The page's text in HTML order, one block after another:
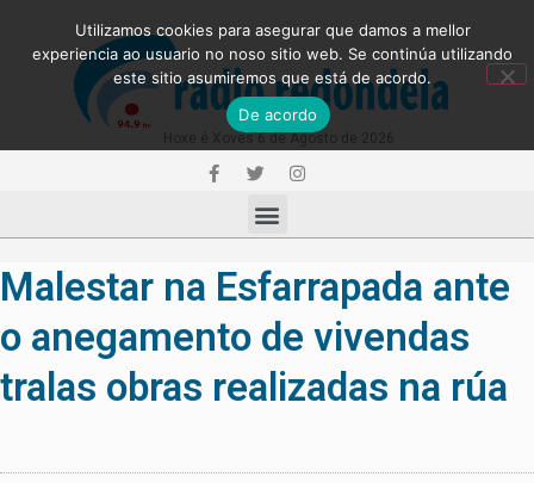
Malestar na Esfarrapada ante
o anegamento de vivendas
tralas obras realizadas na rúa
Utilizamos cookies para asegurar que damos a mellor
experiencia ao usuario no noso sitio web. Se continúa utilizando
este sitio asumiremos que está de acordo.
De acordo